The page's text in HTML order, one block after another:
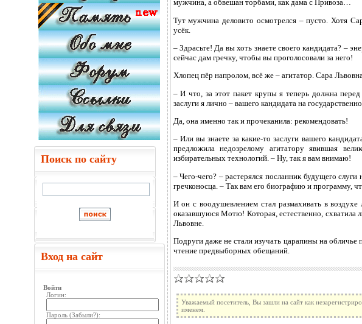
Поиск по сайту
Вход на сайт
Войти
Логин:
Пароль (Забыли?):
мужчина, а обвешан торбами, как дама с Привоза…
Тут мужчина деловито осмотрелся – пусто. Хотя
усёк.
– Здрасьте! Да вы хоть знаете своего кандидата? –
сейчас дам гречку, чтобы вы проголосовали за него!
Хлопец пёр напролом, всё же – агитатор. Сара
– И что, за этот пакет крупы я теперь должна
заслуги я лично – вашего кандидата на
Да, она именно так и прочеканила: рекомендовать!
– Или вы знаете за какие-то заслуги вашего
предложила недозрелому агитатору явившая
избирательных технологий. – Ну, так я вам внимаю!
– Чего-чего? – растерялся посланник будущего
гречконосца. – Так вам его биографию и программу,
И он с воодушевлением стал размахивать в
оказавшуюся Мотю! Которая, естественно, схватила
Львовне.
Подруги даже не стали изучать царапины на
чтение предвыборных обещаний.
Уважаемый посетитель, Вы зашли на сайт как
именем.